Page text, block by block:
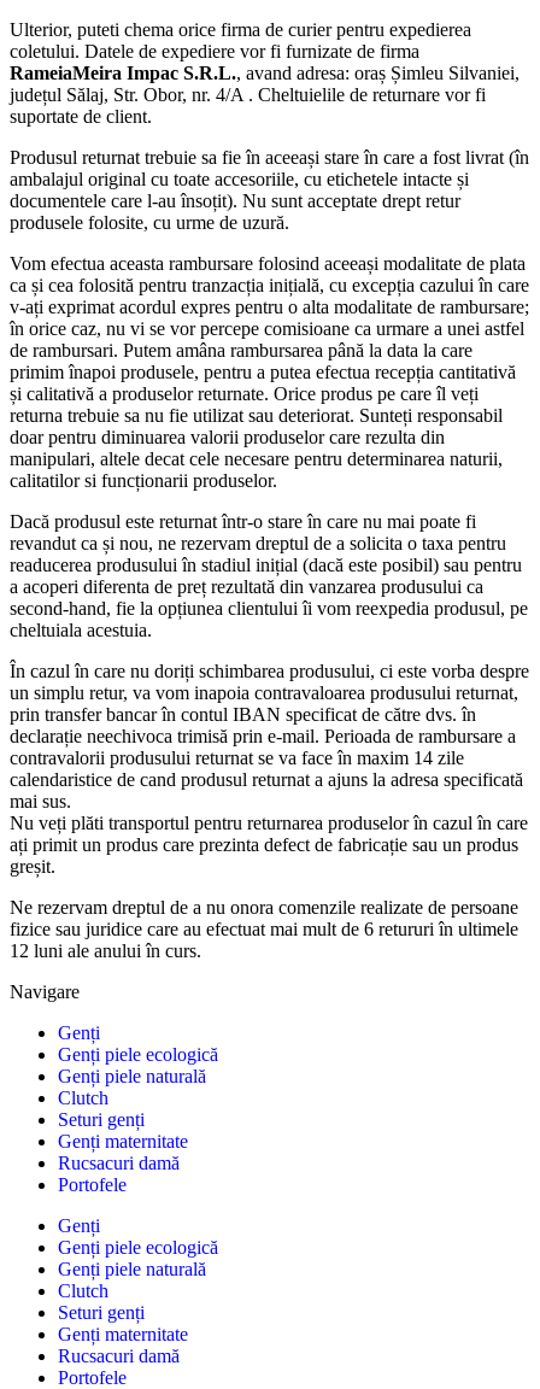
Ulterior, puteti chema orice firma de curier pentru expedierea
coletului. Datele de expediere vor fi furnizate de firma
RameiaMeira Impac S.R.L., avand adresa: oraș Șimleu Silvaniei,
județul Sălaj, Str. Obor, nr. 4/A . Cheltuielile de returnare vor fi
suportate de client.
Produsul returnat trebuie sa fie în aceeași stare în care a fost livrat (în
ambalajul original cu toate accesoriile, cu etichetele intacte și
documentele care l-au însoțit). Nu sunt acceptate drept retur
produsele folosite, cu urme de uzură.
Vom efectua aceasta rambursare folosind aceeași modalitate de plata
ca și cea folosită pentru tranzacția inițială, cu excepția cazului în care
v-ați exprimat acordul expres pentru o alta modalitate de rambursare;
în orice caz, nu vi se vor percepe comisioane ca urmare a unei astfel
de rambursari. Putem amâna rambursarea până la data la care
primim înapoi produsele, pentru a putea efectua recepția cantitativă
și calitativă a produselor returnate. Orice produs pe care îl veți
returna trebuie sa nu fie utilizat sau deteriorat. Sunteți responsabil
doar pentru diminuarea valorii produselor care rezulta din
manipulari, altele decat cele necesare pentru determinarea naturii,
calitatilor si funcționarii produselor.
Dacă produsul este returnat într-o stare în care nu mai poate fi
revandut ca și nou, ne rezervam dreptul de a solicita o taxa pentru
readucerea produsului în stadiul inițial (dacă este posibil) sau pentru
a acoperi diferenta de preț rezultată din vanzarea produsului ca
second-hand, fie la opțiunea clientului îi vom reexpedia produsul, pe
cheltuiala acestuia.
În cazul în care nu doriți schimbarea produsului, ci este vorba despre
un simplu retur, va vom inapoia contravaloarea produsului returnat,
prin transfer bancar în contul IBAN specificat de către dvs. în
declarație neechivoca trimisă prin e-mail. Perioada de rambursare a
contravalorii produsului returnat se va face în maxim 14 zile
calendaristice de cand produsul returnat a ajuns la adresa specificată
mai sus.
Nu veți plăti transportul pentru returnarea produselor în cazul în care
ați primit un produs care prezinta defect de fabricație sau un produs
greșit.
Ne rezervam dreptul de a nu onora comenzile realizate de persoane
fizice sau juridice care au efectuat mai mult de 6 retururi în ultimele
12 luni ale anului în curs.
Navigare
Genți
Genți piele ecologică
Genți piele naturală
Clutch
Seturi genți
Genți maternitate
Rucsacuri damă
Portofele
Genți
Genți piele ecologică
Genți piele naturală
Clutch
Seturi genți
Genți maternitate
Rucsacuri damă
Portofele